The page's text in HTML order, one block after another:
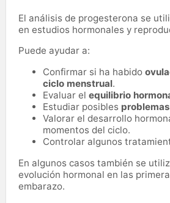
El análisis de progesterona se
en estudios hormonales y
Puede ayudar a:
Confirmar si ha habido
ciclo menstrual.
Evaluar el equilibrio
Estudiar posibles
Valorar el desarrollo
momentos del ciclo.
Controlar algunos
En algunos casos también se
evolución hormonal en las
embarazo.